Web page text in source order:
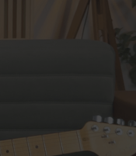
Lick #134 Fusion
00:32